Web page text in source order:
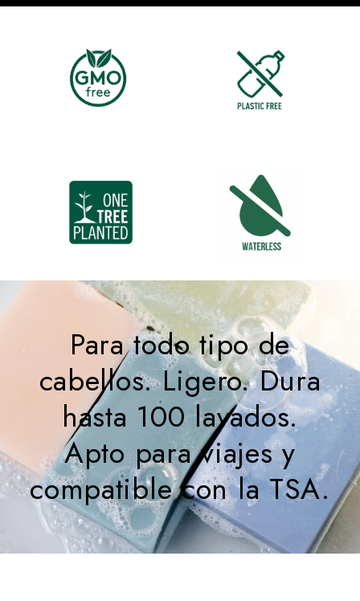
Para todo tipo de
cabellos. Ligero. Dura
hasta 100 lavados.
Apto para viajes y
compatible con la TSA.